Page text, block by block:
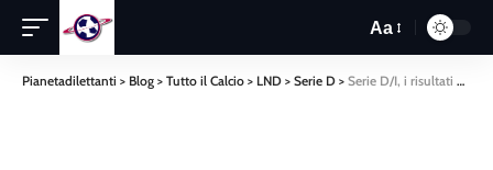
Aa
Pianetadilettanti > Blog > Tutto il Calcio > LND > Serie D > Serie D/I, i risultati della trentaduesima: il Lamezia passa a Locri, pari San Luca e Castrovillari, il Cittanova spera